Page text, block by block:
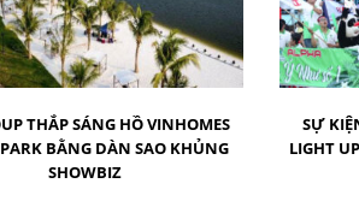
THẮP SÁNG HỒ VINHOMES
BẰNG DÀN SAO KHỦNG
SHOWBIZ
SỰ
LIGHT